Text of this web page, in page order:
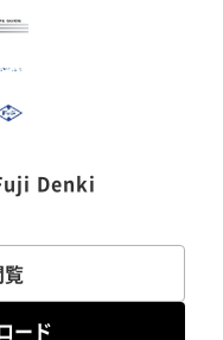
Denki
ード